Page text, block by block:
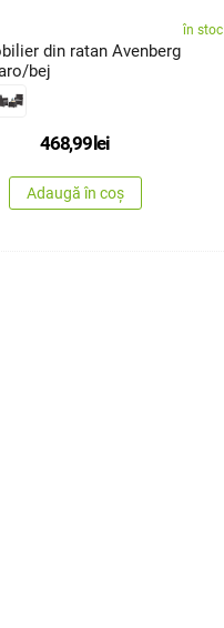
în stoc
din ratan Avenberg
bej
468,99lei
Adaugă în coș